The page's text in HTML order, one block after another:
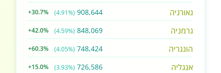
גאורגיה 908,644
(4.91%)
+30.7%
גרמניה 848,069
(4.59%)
+42.0%
הונגריה 748,424
(4.05%)
+60.3%
אנגליה 726,586
(3.93%)
+15.0%